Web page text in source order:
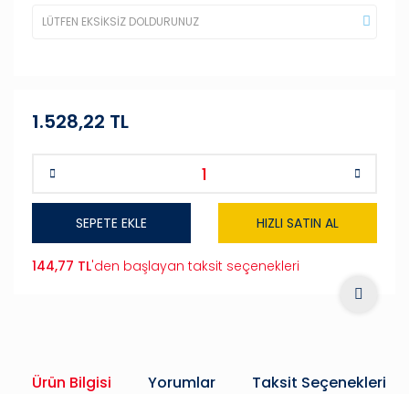
1.528,22 TL
SEPETE EKLE HIZLI SATIN AL
144,77 TL'den başlayan taksit seçenekleri
Ürün Bilgisi Yorumlar Taksit Seçenekleri